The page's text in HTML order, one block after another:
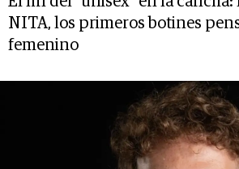
NITA, los primeros botines
femenino